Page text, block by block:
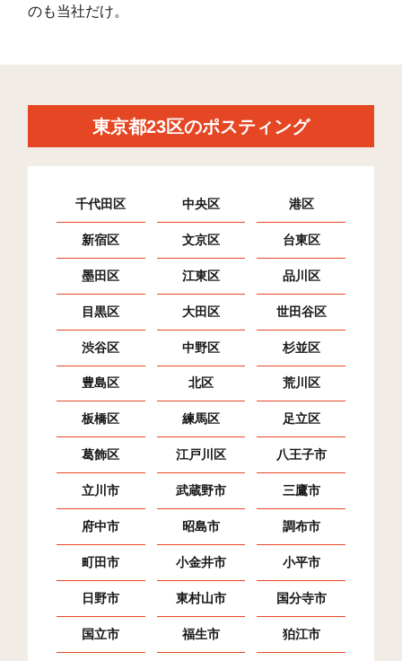
のも当社だけ。
東京都23区のポスティング
千代田区 中央区 港区
新宿区 文京区 台東区
墨田区 江東区 品川区
目黒区 大田区 世田谷区
渋谷区 中野区 杉並区
豊島区 北区 荒川区
板橋区 練馬区 足立区
葛飾区 江戸川区 八王子市
立川市 武蔵野市 三鷹市
府中市 昭島市 調布市
町田市 小金井市 小平市
日野市 東村山市 国分寺市
国立市 福生市 狛江市